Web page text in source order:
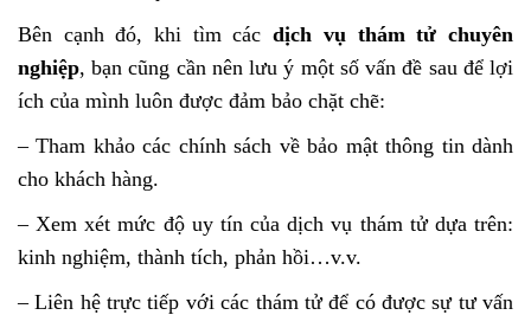
Bên cạnh đó, khi tìm các dịch vụ thám tử chuyên
nghiệp, bạn cũng cần nên lưu ý một số vấn đề sau để lợi
ích của mình luôn được đảm bảo chặt chẽ:
– Tham khảo các chính sách về bảo mật thông tin dành
cho khách hàng.
– Xem xét mức độ uy tín của dịch vụ thám tử dựa trên:
kinh nghiệm, thành tích, phản hồi…v.v.
– Liên hệ trực tiếp với các thám tử để có được sự tư vấn